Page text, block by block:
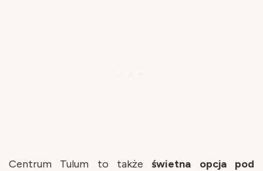
Centrum Tulum to takżeświetna opcja pod